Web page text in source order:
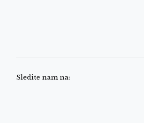
Sledite nam na: